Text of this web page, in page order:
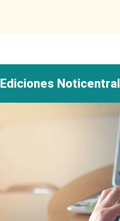
Ediciones Noticentral